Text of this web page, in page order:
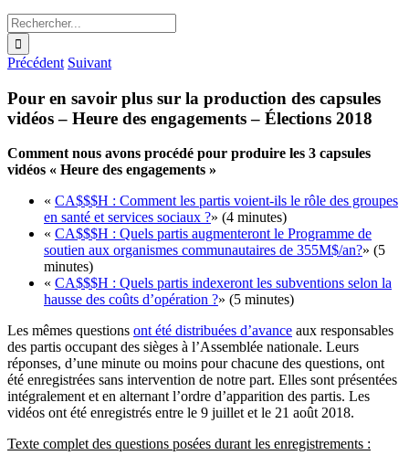
Rechercher:
Précédent Suivant
Pour en savoir plus sur la production des capsules
vidéos – Heure des engagements – Élections 2018
Comment nous avons procédé pour produire les 3 capsules
vidéos « Heure des engagements »
« CA$$$H : Comment les partis voient-ils le rôle des groupes
en santé et services sociaux ?» (4 minutes)
« CA$$$H : Quels partis augmenteront le Programme de
soutien aux organismes communautaires de 355M$/an?» (5
minutes)
« CA$$$H : Quels partis indexeront les subventions selon la
hausse des coûts d’opération ?» (5 minutes)
Les mêmes questions ont été distribuées d’avance aux responsables
des partis occupant des sièges à l’Assemblée nationale. Leurs
réponses, d’une minute ou moins pour chacune des questions, ont
été enregistrées sans intervention de notre part. Elles sont présentées
intégralement et en alternant l’ordre d’apparition des partis. Les
vidéos ont été enregistrés entre le 9 juillet et le 21 août 2018.
Texte complet des questions posées durant les enregistrements :